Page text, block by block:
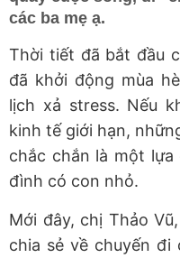
các ba mẹ ạ.
Thời tiết đã bắt đầu
đã khởi động mùa
lịch xả stress. Nếu
kinh tế giới hạn,
chắc chắn là một
đình có con nhỏ.
Mới đây, chị Thảo
chia sẻ về chuyến